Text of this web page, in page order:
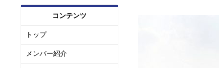
コンテンツ
トップ
メンバー紹介